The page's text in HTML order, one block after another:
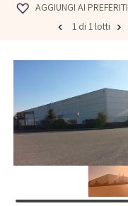
AGGIUNGI AI PREFERITI
1 di 1 lotti